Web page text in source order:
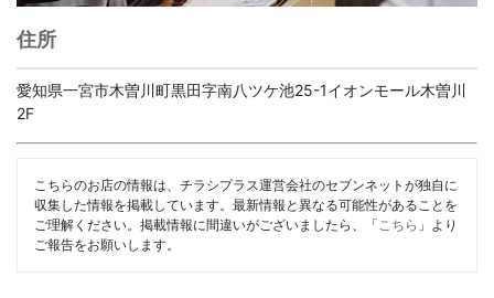
住所
愛知県一宮市木曽川町黒田字南八ツケ池25-1イオンモール木曽川
2F
こちらのお店の情報は、チラシプラス運営会社のセブンネットが独自に
収集した情報を掲載しています。最新情報と異なる可能性があることを
ご理解ください。掲載情報に間違いがございましたら、「 こちら 」より
ご報告をお願いします。